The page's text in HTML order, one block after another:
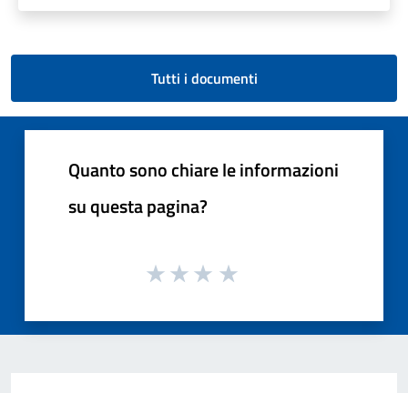
Tutti i documenti
Quanto sono chiare le informazioni
su questa pagina?